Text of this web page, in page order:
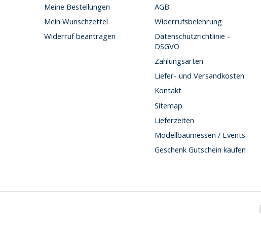
Meine Bestellungen
Mein Wunschzettel
Widerruf beantragen
AGB
Widerrufsbelehrung
Datenschutzrichtlinie -
DSGVO
Zahlungsarten
Liefer- und Versandkosten
Kontakt
Sitemap
Lieferzeiten
Modellbaumessen / Events
Geschenk Gutschein kaufen